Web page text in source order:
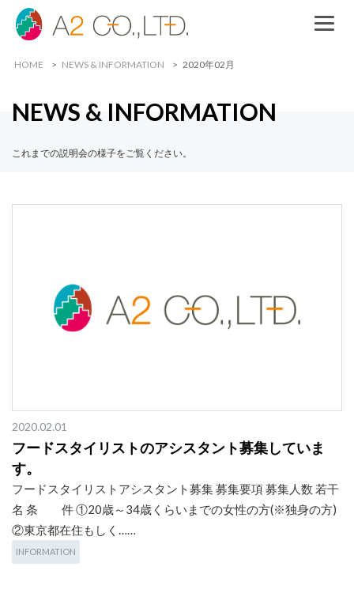
HOME NEWS & INFORMATION 2020年02月
NEWS & INFORMATION
これまでの説明会の様子をご覧ください。
2020.02.01
フードスタイリストのアシスタント募集していま
す。
フードスタイリストアシスタント募集 募集要項 募集人数 若干
名 条 件 ①20歳～34歳くらいまでの女性の方(※独身の方)
②東京都在住もしく……
INFORMATION